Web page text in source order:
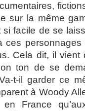
sur la même
si facile de se
ces
Cela dit, il
ton de se
t-il garder ce
à Woody
en France